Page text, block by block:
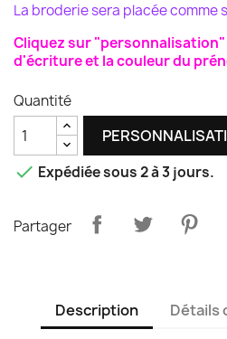
La broderie sera placée comme
Cliquez sur
d'écriture et la couleur du
Quantité
 Expédiée sous 2 à 3 jours.
Partager
Description Détails